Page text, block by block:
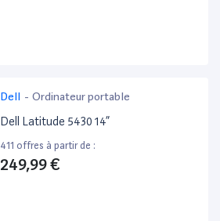
Dell - Ordinateur portable
Dell Latitude 5430 14”
411 offres à partir de :
249,99 €